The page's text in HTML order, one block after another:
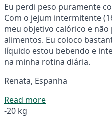
Eu perdi peso puramente
Com o jejum intermitente
meu objetivo calórico e
alimentos. Eu coloco
líquido estou bebendo e
na minha rotina diária.
Renata, Espanha
Read more
-20 kg